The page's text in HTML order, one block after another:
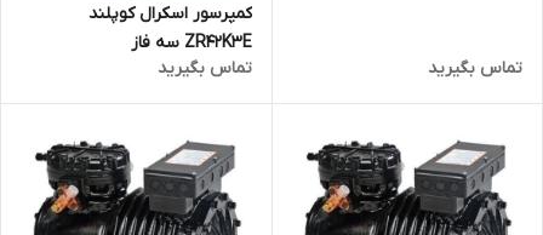
تماس بگیرید
کمپرسور اسکرال کوپلند
ZR42K3E سه فاز
تماس بگیرید